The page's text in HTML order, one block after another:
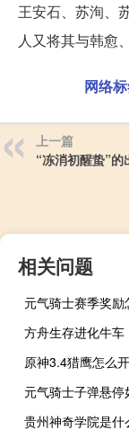
王安石、苏洵、
人又将其与韩愈
网络标
上一篇
“冻消初醒蛰”的
相关问题
元气骑士赛季奖励
方舟生存进化牛车
原神3.4猎鹰怎么开
元气骑士子弹悬停
贵州神奇学院是什